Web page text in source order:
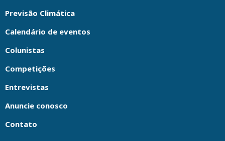
Previsão Climática
Calendário de eventos
Colunistas
Competições
Entrevistas
Anuncie conosco
Contato